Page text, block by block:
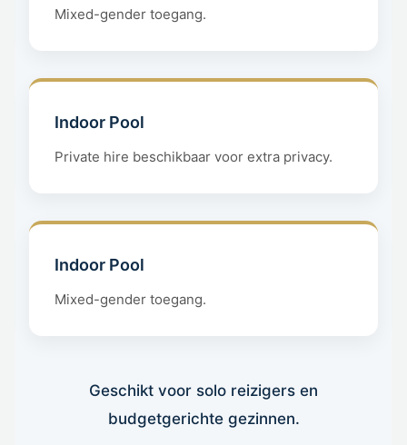
Mixed-gender toegang.
Indoor Pool
Private hire beschikbaar voor extra privacy.
Indoor Pool
Mixed-gender toegang.
Geschikt voor solo reizigers en
budgetgerichte gezinnen.